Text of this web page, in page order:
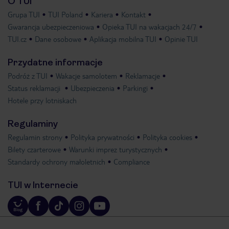
Grupa TUI TUI Poland Kariera
Kontakt
Gwarancja ubezpieczeniowa
Opieka TUI na wakacjach 24/7
TUI.cz
Dane osobowe Aplikacja mobilna TUI Opinie TUI
Przydatne informacje
Podróż z TUI Wakacje samolotem
Reklamacje
Status reklamacji
Ubezpieczenia
Parkingi
Hotele przy lotniskach
Regulaminy
Regulamin strony Polityka prywatności
Polityka cookies
Bilety czarterowe
Warunki imprez turystycznych
Standardy ochrony małoletnich
Compliance
TUI w Internecie